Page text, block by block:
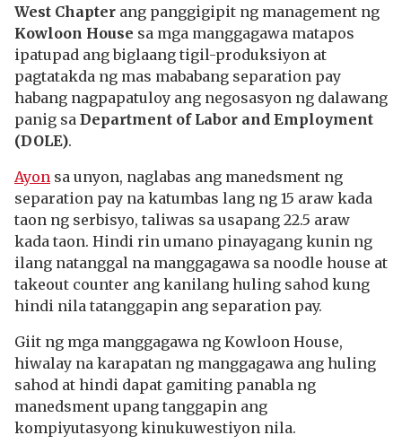
West Chapter ang panggigipit ng management ng
Kowloon House sa mga manggagawa matapos
ipatupad ang biglaang tigil-produksiyon at
pagtatakda ng mas mababang separation pay
habang nagpapatuloy ang negosasyon ng dalawang
panig sa Department of Labor and Employment
(DOLE).
Ayon sa unyon, naglabas ang manedsment ng
separation pay na katumbas lang ng 15 araw kada
taon ng serbisyo, taliwas sa usapang 22.5 araw
kada taon. Hindi rin umano pinayagang kunin ng
ilang natanggal na manggagawa sa noodle house at
takeout counter ang kanilang huling sahod kung
hindi nila tatanggapin ang separation pay.
Giit ng mga manggagawa ng Kowloon House,
hiwalay na karapatan ng manggagawa ang huling
sahod at hindi dapat gamiting panabla ng
manedsment upang tanggapin ang
kompiyutasyong kinukuwestiyon nila.